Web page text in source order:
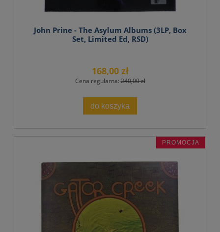
John Prine - The Asylum Albums (3LP, Box
Set, Limited Ed, RSD)
168,00 zł
Cena regularna:240,00 zł
do koszyka
PROMOCJA